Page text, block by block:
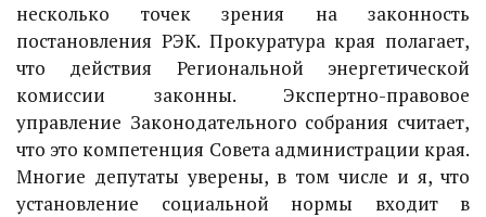
несколько точек зрения на законность
постановления РЭК. Прокуратура края полагает,
что действия Региональной энергетической
комиссии законны. Экспертно-правовое
управление Законодательного собрания считает,
что это компетенция Совета администрации края.
Многие депутаты уверены, в том числе и я, что
установление социальной нормы входит в